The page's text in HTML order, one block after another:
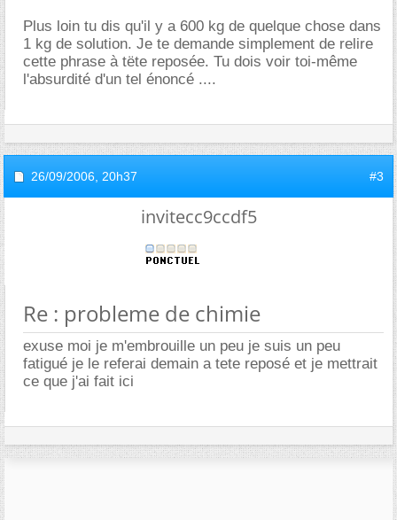
Plus loin tu dis qu'il y a 600 kg de quelque chose dans
1 kg de solution. Je te demande simplement de relire
cette phrase à tëte reposée. Tu dois voir toi-même
l'absurdité d'un tel énoncé ....
26/09/2006, 20h37 #3
invitecc9ccdf5
Re : probleme de chimie
exuse moi je m'embrouille un peu je suis un peu
fatigué je le referai demain a tete reposé et je mettrait
ce que j'ai fait ici